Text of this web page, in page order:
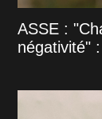
ASSE :
négativité"